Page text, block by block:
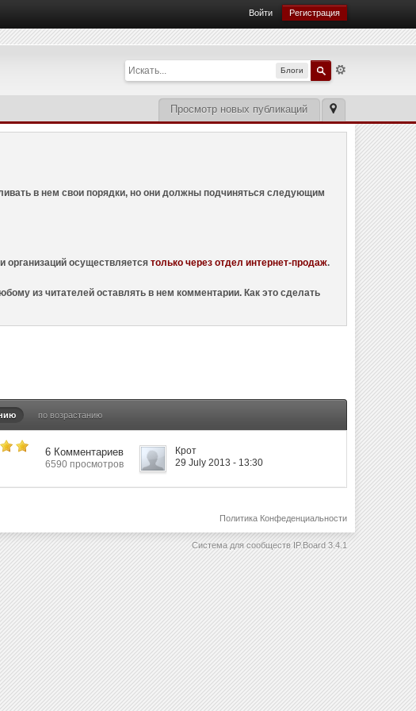
Войти Регистрация
Блоги
Просмотр новых публикаций
в нем свои порядки, но они должны подчиняться следующим
организаций осуществляетсятолько через отдел интернет-продаж.
из читателей оставлять в нем комментарии. Как это сделать
по возрастанию
6 Комментариев
6590 просмотров
Крот
29 July 2013 - 13:30
Политика Конфеденциальности
Система для сообществ IP.Board 3.4.1